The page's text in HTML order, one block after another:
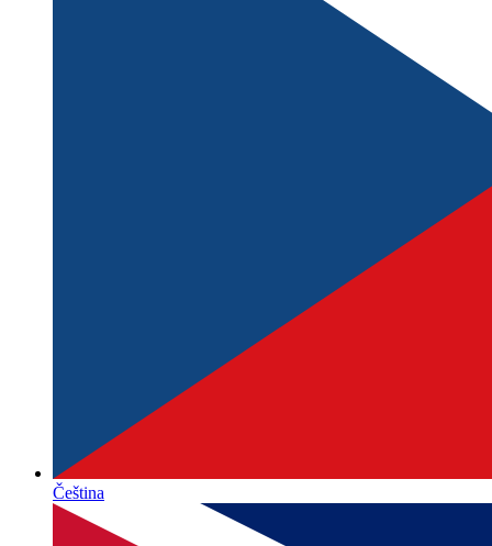
Čeština